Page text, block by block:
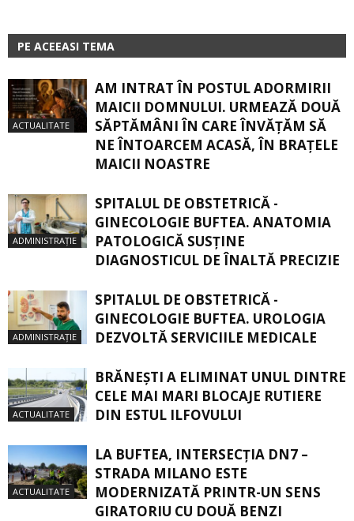
PE ACEEASI TEMA
ACTUALITATE
AM INTRAT ÎN POSTUL ADORMIRII
MAICII DOMNULUI. URMEAZĂ DOUĂ
SĂPTĂMÂNI ÎN CARE ÎNVĂŢĂM SĂ
NE ÎNTOARCEM ACASĂ, ÎN BRAŢELE
MAICII NOASTRE
ADMINISTRAȚIE
SPITALUL DE OBSTETRICĂ -
GINECOLOGIE BUFTEA. ANATOMIA
PATOLOGICĂ SUSŢINE
DIAGNOSTICUL DE ÎNALTĂ PRECIZIE
ADMINISTRAȚIE
SPITALUL DE OBSTETRICĂ -
GINECOLOGIE BUFTEA. UROLOGIA
DEZVOLTĂ SERVICIILE MEDICALE
ACTUALITATE
BRĂNEȘTI A ELIMINAT UNUL DINTRE
CELE MAI MARI BLOCAJE RUTIERE
DIN ESTUL ILFOVULUI
ACTUALITATE
LA BUFTEA, INTERSECŢIA DN7 –
STRADA MILANO ESTE
MODERNIZATĂ PRINTR-UN SENS
GIRATORIU CU DOUĂ BENZI